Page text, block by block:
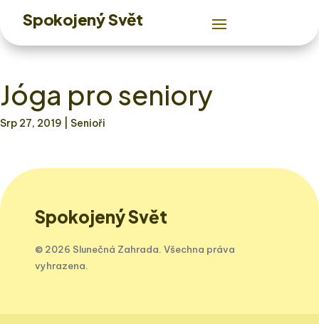
Spokojený Svět
Jóga pro seniory
Srp 27, 2019 | Senioři
Spokojený Svět
© 2026 Slunečná Zahrada. Všechna práva
vyhrazena.